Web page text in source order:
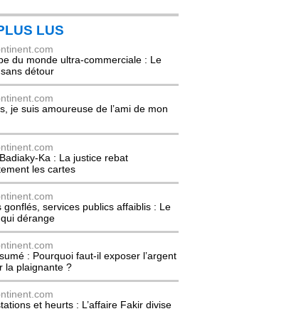
LUS
du monde ultra-commerciale : Le
détour
je suis amoureuse de l’ami de mon
Ka : La justice rebat
les cartes
gonflés, services publics affaiblis : Le
dérange
: Pourquoi faut-il exposer l’argent
la plaignante ?
et heurts : L’affaire Fakir divise